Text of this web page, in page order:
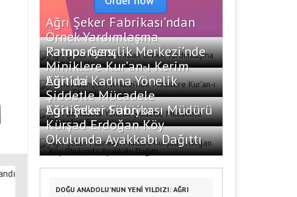
Ağrı Şeker Fabrikası’ndan
Örnek Yardımlaşma
Kampanyası
Patnos Gençlik Merkezi’nde
Miniklere Kur’an-ı Kerim
Eğitimi
Ağrı’da Kadına Yönelik
Şiddetle Mücadele
Eğitimleri Sürüyor
Ağrı Şeker Fabrikası Müdürü
Kürşad Erdoğan Köy
Okulunda Ayakkabı Dağıttı
DOĞU ANADOLU’NUN YENİ YILDIZI: AĞRI